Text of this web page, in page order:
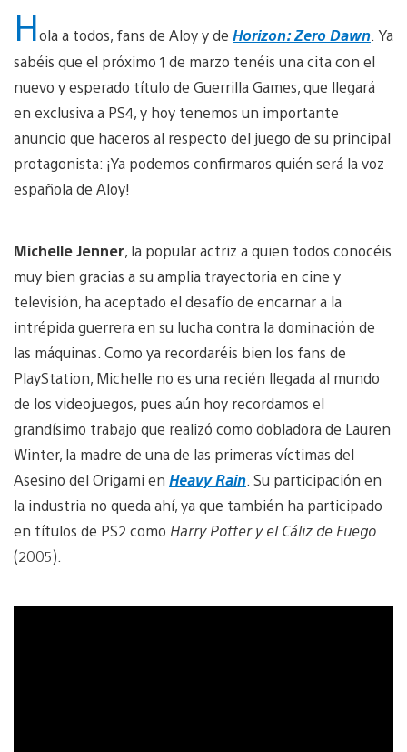
Hola a todos, fans de Aloy y de Horizon: Zero Dawn . Ya
sabéis que el próximo 1 de marzo tenéis una cita con el
nuevo y esperado título de Guerrilla Games, que llegará
en exclusiva a PS4, y hoy tenemos un importante
anuncio que haceros al respecto del juego de su principal
protagonista: ¡Ya podemos confirmaros quién será la voz
española de Aloy!
Michelle Jenner, la popular actriz a quien todos conocéis
muy bien gracias a su amplia trayectoria en cine y
televisión, ha aceptado el desafío de encarnar a la
intrépida guerrera en su lucha contra la dominación de
las máquinas. Como ya recordaréis bien los fans de
PlayStation, Michelle no es una recién llegada al mundo
de los videojuegos, pues aún hoy recordamos el
grandísimo trabajo que realizó como dobladora de Lauren
Winter, la madre de una de las primeras víctimas del
Asesino del Origami en Heavy Rain . Su participación en
la industria no queda ahí, ya que también ha participado
en títulos de PS2 como Harry Potter y el Cáliz de Fuego
(2005).